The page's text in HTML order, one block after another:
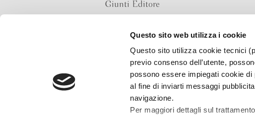
Questo sito web utilizza i cookie
Questo sito utilizza cookie tecnici
previo consenso dell’utente,
possono essere impiegati cookie
al fine di inviarti messaggi
navigazione.
Per maggiori dettagli sul
Giunti Editore
Via Bolognese 165,
50139 Firenze
Via G.B.Pirelli 30,
20124 Milano
Numero
Imprese